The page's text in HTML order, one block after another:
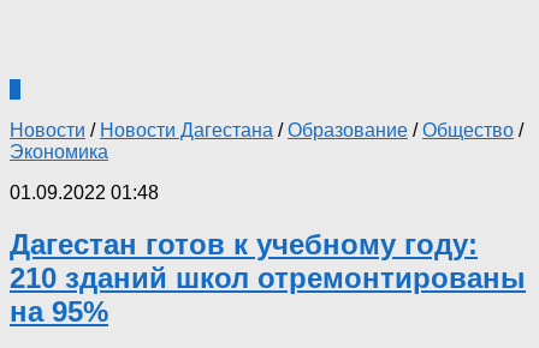
Новости / Новости Дагестана /Образование /Общество /
Экономика
01.09.2022 01:48
Дагестан готов к учебному году:
210 зданий школ отремонтированы
на 95%